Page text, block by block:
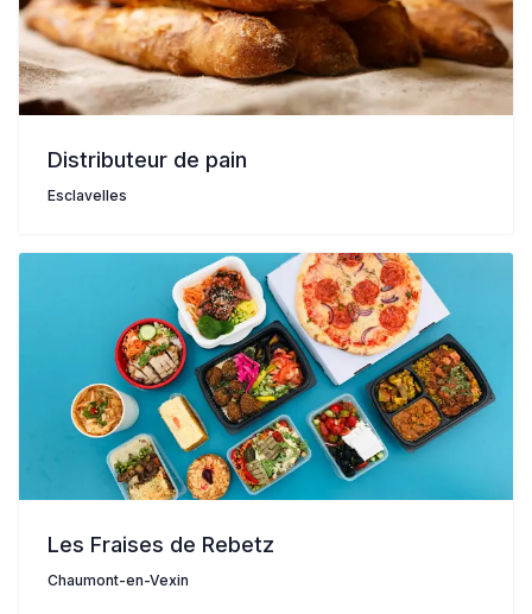
Distributeur de pain
Esclavelles
Les Fraises de Rebetz
Chaumont-en-Vexin